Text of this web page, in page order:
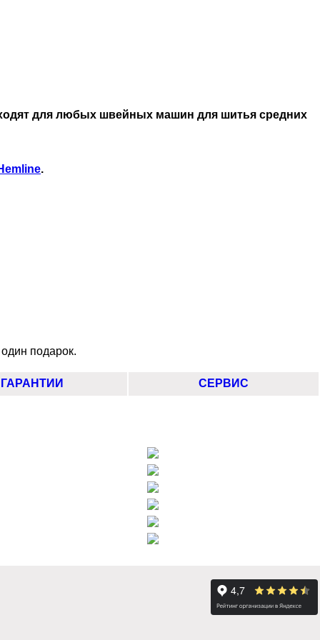
для любых швейных машин для шитья средних
.
подарок.
ГАРАНТИИ СЕРВИС